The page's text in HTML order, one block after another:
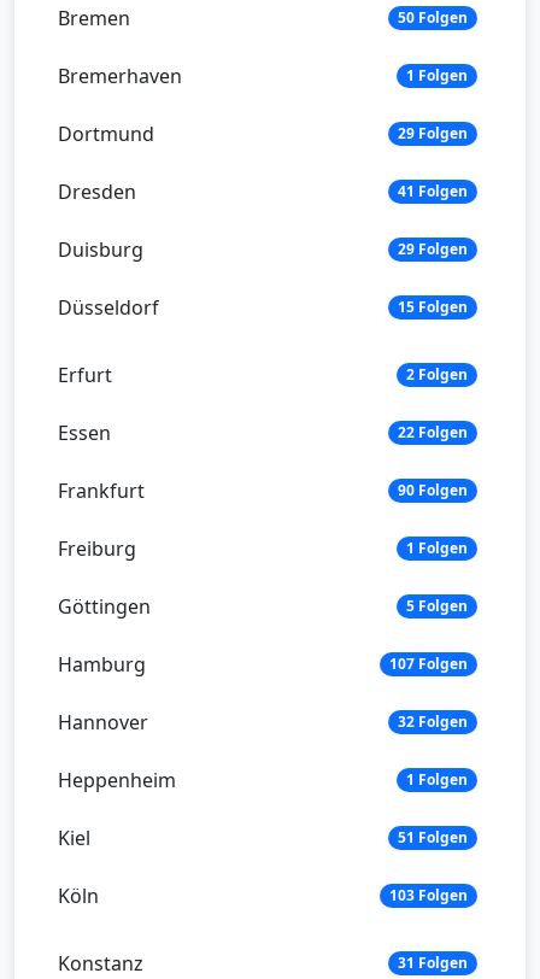
Bremen 50 Folgen
Bremerhaven 1 Folgen
Dortmund 29 Folgen
Dresden 41 Folgen
Duisburg 29 Folgen
Düsseldorf 15 Folgen
Erfurt 2 Folgen
Essen 22 Folgen
Frankfurt 90 Folgen
Freiburg 1 Folgen
Göttingen 5 Folgen
Hamburg 107 Folgen
Hannover 32 Folgen
Heppenheim 1 Folgen
Kiel 51 Folgen
Köln 103 Folgen
Konstanz 31 Folgen